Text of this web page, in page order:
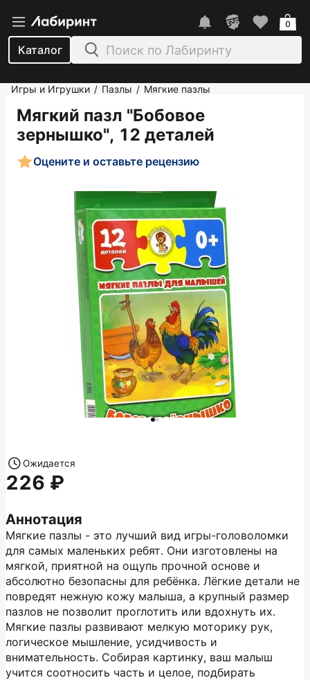
Каталог
0
Игры и Игрушки / Пазлы / Мягкие пазлы
Мягкий пазл "Бобовое
зернышко", 12 деталей
Оцените и оставьте рецензию
Аннотация
Мягкие пазлы - это лучший вид игры-головоломки
для самых маленьких ребят. Они изготовлены на
мягкой, приятной на ощупь прочной основе и
абсолютно безопасны для ребёнка. Лёгкие детали не
повредят нежную кожу малыша, а крупный размер
пазлов не позволит проглотить или вдохнуть их.
Мягкие пазлы развивают мелкую моторику рук,
логическое мышление, усидчивость и
внимательность. Собирая картинку, ваш малыш
учится соотносить часть и целое, подбирать
Ожидается
226